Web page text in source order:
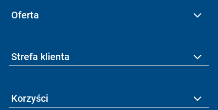
Oferta
Strefa klienta
Korzyści